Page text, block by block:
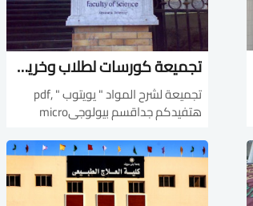
تجميعة كورسات لطلاب وخريجى كلية علوم يويتوب و pdf
تجميعة لشرح المواد " يويتوب " ,pdf
هتفيدكم جداقسم بيولوجىmicro
http://bit.ly/3by0cmKchemistry
http://bit.ly/39hMUrqcomputer
http://bit.ly/3q7te0cenglish